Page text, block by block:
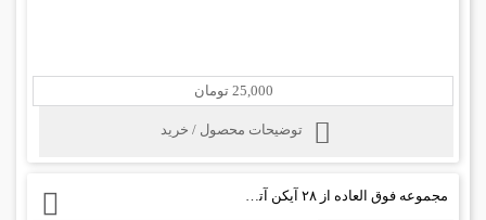
25,000 تومان
توضیحات محصول / خرید